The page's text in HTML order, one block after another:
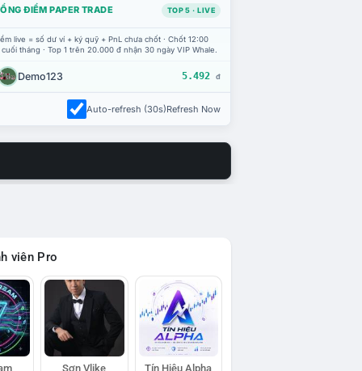
ĐIỂM PAPER TRADE TOP 5 · LIVE
live = số dư ví + ký quỹ + PnL chưa chốt · Chốt 12:00
tháng · Top 1 trên 20.000 đ nhận 30 ngày VIP Whale.
Demo123 5.492 đ
Auto-refresh (30s)Refresh Now
viên Pro
Sơn Vlike Tín Hiệu Alpha